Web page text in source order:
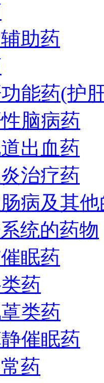
助药
能药(护
脑病药
出血药
治疗药
病及其
统的药物
眠药
药
类药
催眠药
药